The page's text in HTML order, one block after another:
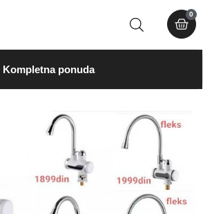
0
Kompletna ponuda